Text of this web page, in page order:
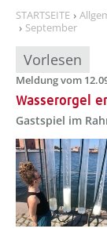
STARTSEITE
September
Vorlesen
Meldung vom
Wasserorgel
Gastspiel im